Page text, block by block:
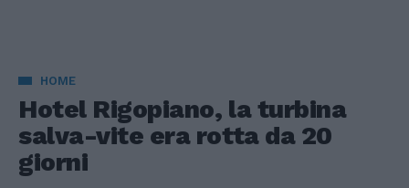
HOME
Hotel Rigopiano, la turbina
salva-vite era rotta da 20
giorni